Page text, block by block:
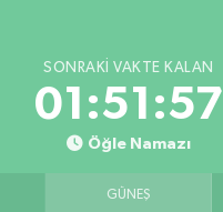
SONRAKI VAKTE KALAN
01:51:56
Öğle Namazı
GÜNEŞ